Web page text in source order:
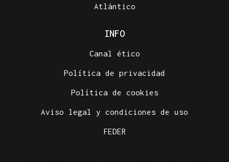
Atlántico
INFO
Canal ético
Política de privacidad
Política de cookies
Aviso legal y condiciones de uso
FEDER